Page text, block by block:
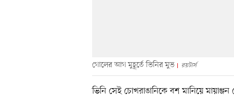
গোলের আগ মুহূর্তে ভিনির মুভ রয়টার্স
ভিনি সেই চোখরাঙানিকে বশ মানিয়ে